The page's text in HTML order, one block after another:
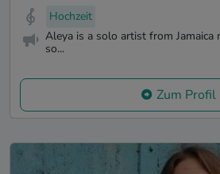
Hochzeit
Aleya is a solo artist from Jamaica
so...
Zum Profil